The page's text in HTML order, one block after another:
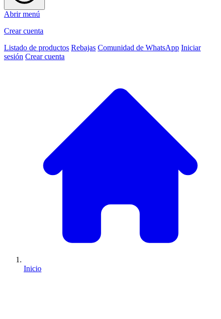
Abrir menú
Crear cuenta
Listado de productos Rebajas Comunidad de WhatsApp Iniciar
sesión Crear cuenta
Inicio